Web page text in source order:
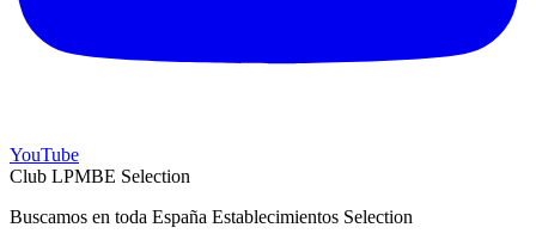
YouTube
Club LPMBE Selection
Buscamos en toda España Establecimientos Selection